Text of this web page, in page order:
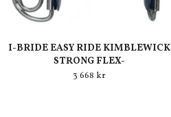
I-BRIDE EASY RIDE KIMBLEWICK
STRONG FLEX-
3 668 kr